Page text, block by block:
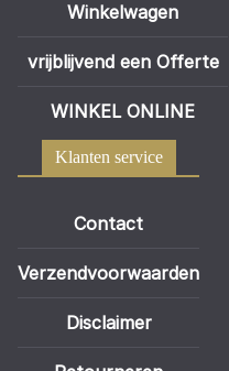
Winkelwagen
vrijblijvend een Offerte
WINKEL ONLINE
Klanten service
Contact
Verzendvoorwaarden
Disclaimer